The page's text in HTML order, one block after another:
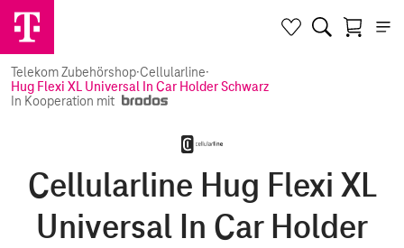
Telekom Zubehörshop·Cellularline·
Hug Flexi XL Universal In Car Holder Schwarz
In Kooperation mit
Cellularline Hug Flexi XL
Universal In Car Holder